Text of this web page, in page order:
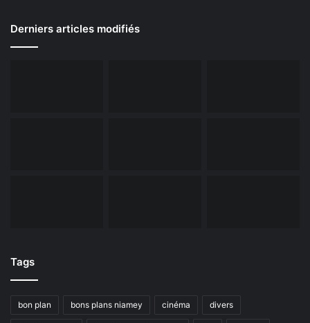
Derniers articles modifiés
Tags
bon plan bons plans niamey cinéma divers